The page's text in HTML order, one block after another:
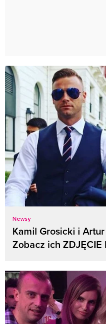
Newsy
Kamil Grosicki i
Zobacz ich